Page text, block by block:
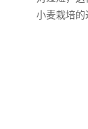
小麦栽培的